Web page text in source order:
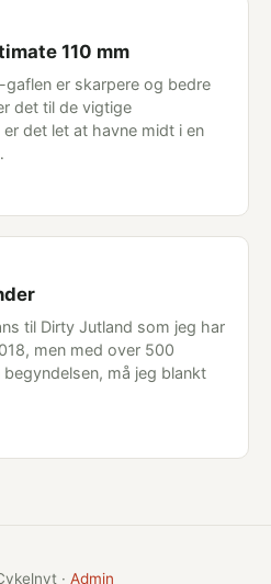
110 mm
er skarpere og bedre
det til de vigtige
det let at havne midt i en
til Dirty Jutland som jeg har
men med over 500
må jeg blankt
· Admin